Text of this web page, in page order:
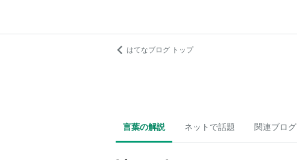
はてなブログ トップ
言葉の解説 ネットで話題 関連ブログ